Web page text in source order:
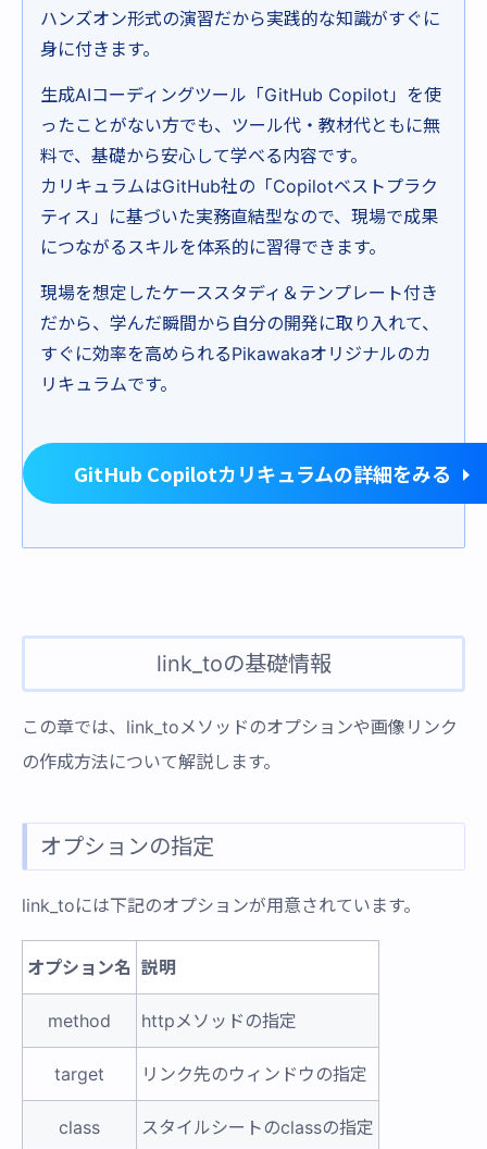
ハンズオン形式の演習だから実践的な知識がすぐに
身に付きます。
生成AIコーディングツール「GitHub Copilot」を使
ったことがない方でも、ツール代・教材代ともに無
料で、基礎から安心して学べる内容です。
カリキュラムはGitHub社の「Copilotベストプラク
ティス」に基づいた実務直結型なので、現場で成果
につながるスキルを体系的に習得できます。
現場を想定したケーススタディ＆テンプレート付き
だから、学んだ瞬間から自分の開発に取り入れて、
すぐに効率を高められるPikawakaオリジナルのカ
リキュラムです。
GitHub Copilotカリキュラムの詳細をみる
link_toの基礎情報
この章では、link_toメソッドのオプションや画像リンク
の作成方法について解説します。
オプションの指定
link_toには下記のオプションが用意されています。
オプション名 説明
method httpメソッドの指定
target リンク先のウィンドウの指定
class スタイルシートのclassの指定